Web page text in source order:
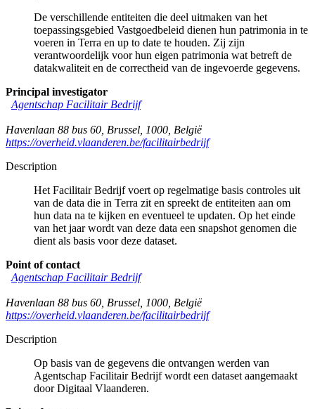
De verschillende entiteiten die deel uitmaken van het
toepassingsgebied Vastgoedbeleid dienen hun patrimonia in te
voeren in Terra en up to date te houden. Zij zijn
verantwoordelijk voor hun eigen patrimonia wat betreft de
datakwaliteit en de correctheid van de ingevoerde gegevens.
Principal investigator
Agentschap Facilitair Bedrijf
Havenlaan 88 bus 60 Brussel 1000 België
https://overheid.vlaanderen.be/facilitairbedrijf
Description
Het Facilitair Bedrijf voert op regelmatige basis controles uit
van de data die in Terra zit en spreekt de entiteiten aan om
hun data na te kijken en eventueel te updaten. Op het einde
van het jaar wordt van deze data een snapshot genomen die
dient als basis voor deze dataset.
Point of contact
Agentschap Facilitair Bedrijf
Havenlaan 88 bus 60 Brussel 1000 België
https://overheid.vlaanderen.be/facilitairbedrijf
Description
Op basis van de gegevens die ontvangen werden van
Agentschap Facilitair Bedrijf wordt een dataset aangemaakt
door Digitaal Vlaanderen.